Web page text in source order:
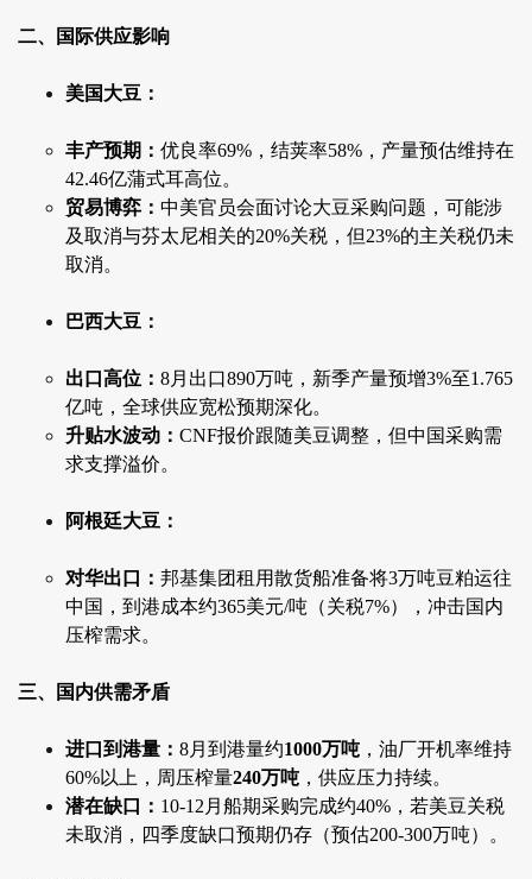
二、国际供应影响
美国大豆：
丰产预期： 优良率69%，结荚率58%，产量预估维持在
42.46亿蒲式耳高位。
贸易博弈： 中美官员会面讨论大豆采购问题，可能涉
及取消与芬太尼相关的20%关税，但23%的主关税仍未
取消。
巴西大豆：
出口高位： 8月出口890万吨，新季产量预增3%至1.765
亿吨，全球供应宽松预期深化。
升贴水波动： CNF报价跟随美豆调整，但中国采购需
求支撑溢价。
阿根廷大豆：
对华出口： 邦基集团租用散货船准备将3万吨豆粕运往
中国，到港成本约365美元/吨（关税7%），冲击国内
压榨需求。
三、国内供需矛盾
进口到港量： 8月到港量约1000万吨 ，油厂开机率维持
60%以上，周压榨量240万吨 ，供应压力持续。
潜在缺口： 10-12月船期采购完成约40%，若美豆关税
未取消，四季度缺口预期仍存（预估200-300万吨）。